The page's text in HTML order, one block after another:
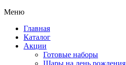
Меню
Главная
Каталог
Акции
Готовые наборы
Шары на день рождения